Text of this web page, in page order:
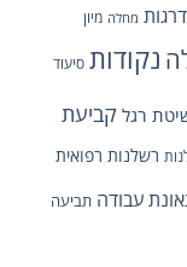
מחלה מיון
נקודות סיעוד
רגל קביעת
רשלנות רפואית
עבודה תביעה